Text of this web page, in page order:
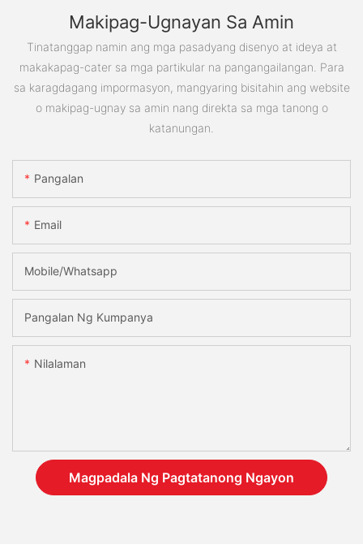
Makipag-Ugnayan Sa Amin
Tinatanggap namin ang mga pasadyang disenyo at ideya at
makakapag-cater sa mga partikular na pangangailangan. Para
sa karagdagang impormasyon, mangyaring bisitahin ang website
o makipag-ugnay sa amin nang direkta sa mga tanong o
katanungan.
Pangalan
Email
Mobile/Whatsapp
Pangalan Ng Kumpanya
Nilalaman
Magpadala Ng Pagtatanong Ngayon